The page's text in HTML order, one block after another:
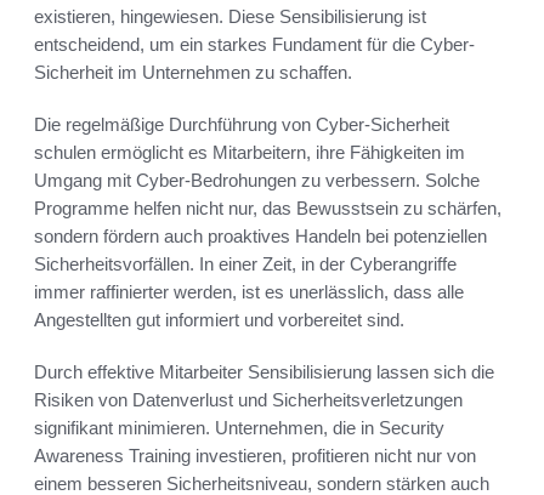
existieren, hingewiesen. Diese Sensibilisierung ist
entscheidend, um ein starkes Fundament für die Cyber-
Sicherheit im Unternehmen zu schaffen.
Die regelmäßige Durchführung von Cyber-Sicherheit
schulen ermöglicht es Mitarbeitern, ihre Fähigkeiten im
Umgang mit Cyber-Bedrohungen zu verbessern. Solche
Programme helfen nicht nur, das Bewusstsein zu schärfen,
sondern fördern auch proaktives Handeln bei potenziellen
Sicherheitsvorfällen. In einer Zeit, in der Cyberangriffe
immer raffinierter werden, ist es unerlässlich, dass alle
Angestellten gut informiert und vorbereitet sind.
Durch effektive Mitarbeiter Sensibilisierung lassen sich die
Risiken von Datenverlust und Sicherheitsverletzungen
signifikant minimieren. Unternehmen, die in Security
Awareness Training investieren, profitieren nicht nur von
einem besseren Sicherheitsniveau, sondern stärken auch